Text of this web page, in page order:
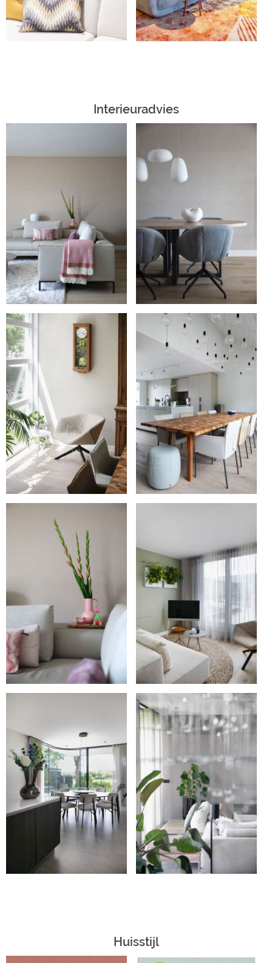
Interieuradvies
Huisstijl